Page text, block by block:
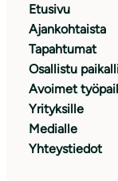
Etusivu
Ajankohtaista
Tapahtumat
Osallistu
Avoimet
Yrityksille
Medialle
Yhteystiedot